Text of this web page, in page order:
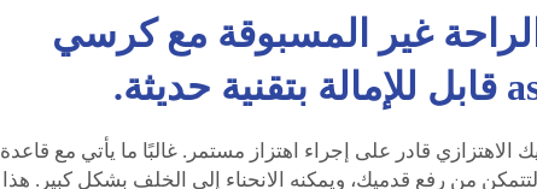
غير المسبوقة مع كرسي
الاهتزازي قادر على إجراء اهتزاز مستمر. غالبًا ما يأتي مع قاعدة
من رفع قدميك، ويمكنه الانحناء إلى الخلف بشكل كبير. هذا